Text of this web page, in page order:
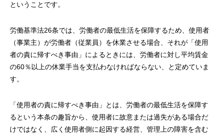
ということです。
労働基準法26条では、労働者の最低生活を保障するため、使用者
（事業主）が労働者（従業員）を休業させる場合、それが「使用
者の責に帰すべき事由」によるときには、労働者に対し平均賃金
の60％以上の休業手当を支払わなければならない、と定めていま
す。
「使用者の責に帰すべき事由」とは、労働者の最低生活を保障す
るという本条の趣旨から、使用者に故意または過失がある場合だ
けではなく、広く使用者側に起因する経営、管理上の障害を含む